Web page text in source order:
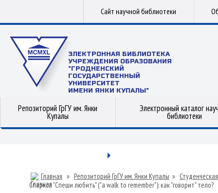
Сайт научной библиотеки
ЭЛЕКТРОННАЯ БИБЛИОТЕКА
УЧРЕЖДЕНИЯ ОБРАЗОВАНИЯ
"ГРОДНЕНСКИЙ
ГОСУДАРСТВЕННЫЙ
УНИВЕРСИТЕТ
ИМЕНИ ЯНКИ КУПАЛЫ"
Репозиторий ГрГУ им. Янки
Купалы
Электронный каталог
библиотеки
Главная » Репозиторий ГрГУ им. Янки Купалы »
Спаркса "Спеши любить" ("a walk to remember"): как "говорит" тело?